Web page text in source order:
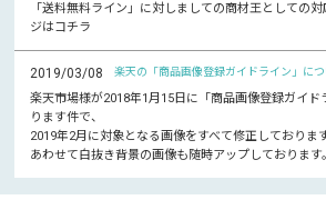
「送料無料ライン」に対しましての商材王としての
ジはコチラ
2019/03/08 楽天の「商品画像登録ガイドライン」につ
楽天市場様が2018年1月15日に「商品画像登録ガイド
ります件で、
2019年2月に対象となる画像をすべて修正しております
あわせて白抜き背景の画像も随時アップしております。